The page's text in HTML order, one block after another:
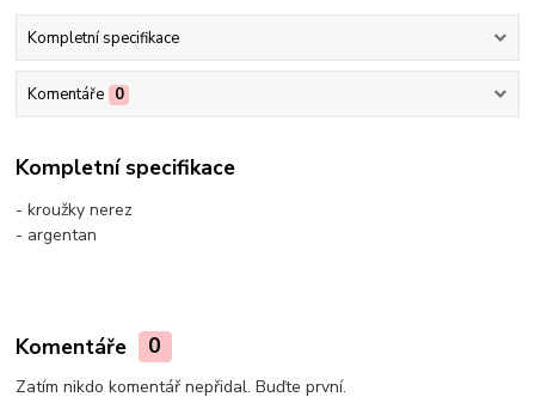
Kompletní specifikace
Komentáře 0
Kompletní specifikace
- kroužky nerez
- argentan
Komentáře 0
Zatím nikdo komentář nepřidal. Buďte první.